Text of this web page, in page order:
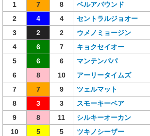
1 7 8 ベルアバウンド
2
4 4 セントラルジョオー
3
2 2 ウメノミョージン
4
6 7 キョクセイオー
5
6 6 マンテンパパ
6
8 10 アーリータイムズ
7
7 9 ツェルマット
8
3 3 スモーキーベア
9
8 11 シルキーオーカン
10
5 5 ツキノシーザー